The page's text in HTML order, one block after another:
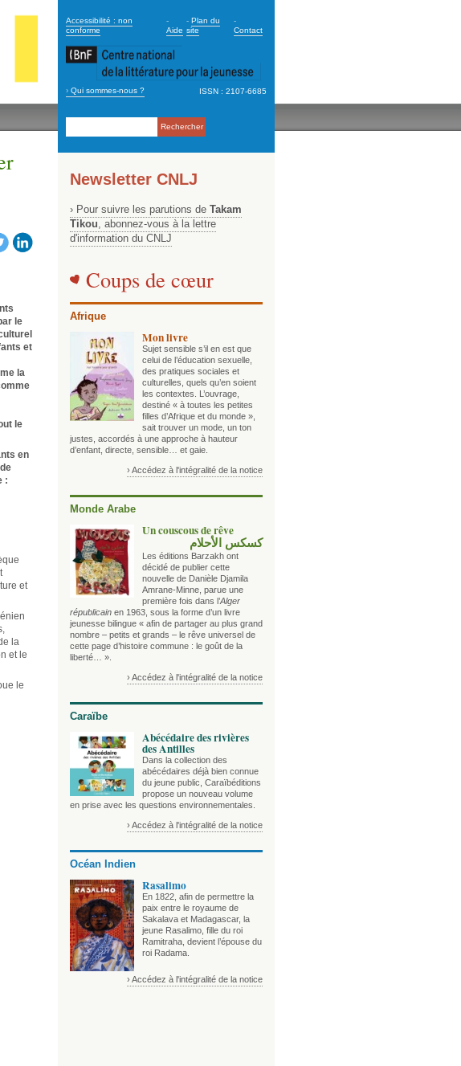
secondary_2
Accessibilité : non
conforme
-
Aide
-Plan du
site
-
Contact
Navigation
› Qui sommes-nous ? ISSN : 2107-6685
le
et
la
le
en
:
et
la
et le
le
Newsletter CNLJ
› Pour suivre les parutions de Takam
Tikou, abonnez-vous à la lettre
d'information du CNLJ
Coups de cœur
Afrique
Mon livre
Sujet sensible s’il en est que
celui de l’éducation sexuelle,
des pratiques sociales et
culturelles, quels qu’en soient
les contextes. L’ouvrage,
destiné « à toutes les petites
filles d’Afrique et du monde »,
sait trouver un mode, un ton
justes, accordés à une approche à hauteur
d’enfant, directe, sensible… et gaie.
› Accédez à l'intégralité de la notice
Monde Arabe
Un couscous de rêve
كسكس الأحلام
Les éditions Barzakh ont
décidé de publier cette
nouvelle de Danièle Djamila
Amrane-Minne, parue une
première fois dans l’Alger
républicain en 1963, sous la forme d’un livre
jeunesse bilingue « afin de partager au plus grand
nombre – petits et grands – le rêve universel de
cette page d’histoire commune : le goût de la
liberté… ».
› Accédez à l'intégralité de la notice
Caraïbe
Abécédaire des rivières
des Antilles
Dans la collection des
abécédaires déjà bien connue
du jeune public, Caraïbéditions
propose un nouveau volume
en prise avec les questions environnementales.
› Accédez à l'intégralité de la notice
Océan Indien
Rasalimo
En 1822, afin de permettre la
paix entre le royaume de
Sakalava et Madagascar, la
jeune Rasalimo, fille du roi
Ramitraha, devient l’épouse du
roi Radama.
› Accédez à l'intégralité de la notice